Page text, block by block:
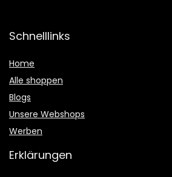
Schnelllinks
Home
Alle shoppen
Blogs
Unsere Webshops
Werben
Erklärungen